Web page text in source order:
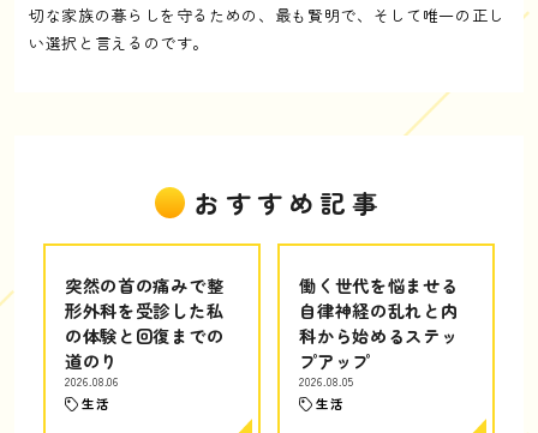
切な家族の暮らしを守るための、最も賢明で、そして唯一の正し
い選択と言えるのです。
おすすめ記事
突然の首の痛みで整
形外科を受診した私
の体験と回復までの
道のり
2026.08.06
生活
働く世代を悩ませる
自律神経の乱れと内
科から始めるステッ
プアップ
2026.08.05
生活